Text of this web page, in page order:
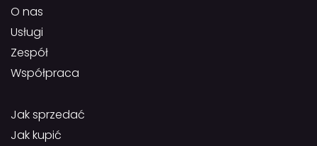
O nas
Usługi
Zespół
Współpraca
Jak sprzedać
Jak kupić